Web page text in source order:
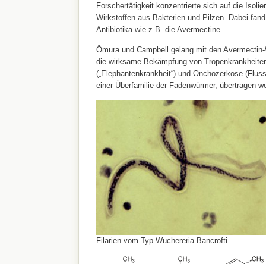
Forschertätigkeit konzentrierte sich auf die
Wirkstoffen aus Bakterien und Pilzen. Dabei
Antibiotika wie z.B. die Avermectine.
Ōmura und Campbell gelang mit den
die wirksame Bekämpfung von
(„Elephantenkrankheit“) und Onchozerkose
einer Überfamilie der Fadenwürmer, übertragen
Filarien vom Typ Wuchereria Bancrofti